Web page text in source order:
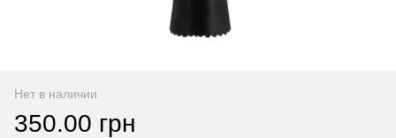
Нет в наличии
350.00 грн